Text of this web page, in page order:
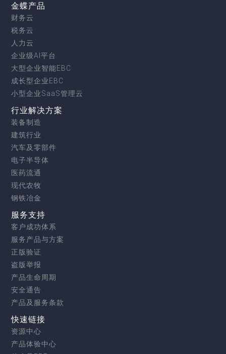
金蝶产品
财务云
税务云
人力云
企业级AI平台
大型企业智能EBC
成长型企业EBC
小型企业SaaS管理云
行业解决方案
装备制造
建筑行业
汽车及零部件
电子半导体
医药流通
现代农牧
钢铁冶金
服务支持
客户成功体系
服务产品与方案
正版验证
盗版举报
产品生命周期
安全通告
产品及服务条款
快速链接
资源中心
产品体验中心